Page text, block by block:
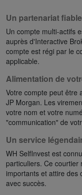
Un partenariat fiable
Un compte multi-actifs
auprès d'Interactive
compte est régi par le
applicable.
Alimentation de
Votre compte peut être
JP Morgan. Les
votre nom et votre
"communication" de
Un service
WH SelfInvest est
particuliers. Ce
importants et attire des
avec succès.